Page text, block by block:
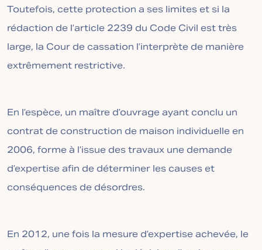
Toutefois, cette protection a ses limites et si la
rédaction de l’article 2239 du Code Civil est très
large, la Cour de cassation l’interprète de manière
extrêmement restrictive.
En l’espèce, un maître d’ouvrage ayant conclu un
contrat de construction de maison individuelle en
2006, forme à l’issue des travaux une demande
d’expertise afin de déterminer les causes et
conséquences de désordres.
En 2012, une fois la mesure d’expertise achevée, le